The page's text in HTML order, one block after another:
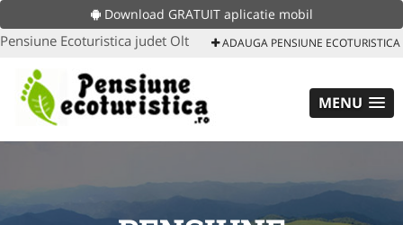
Download GRATUIT aplicatie mobil
Pensiune Ecoturistica judet Olt ADAUGA PENSIUNE ECOTURISTICA
MENU